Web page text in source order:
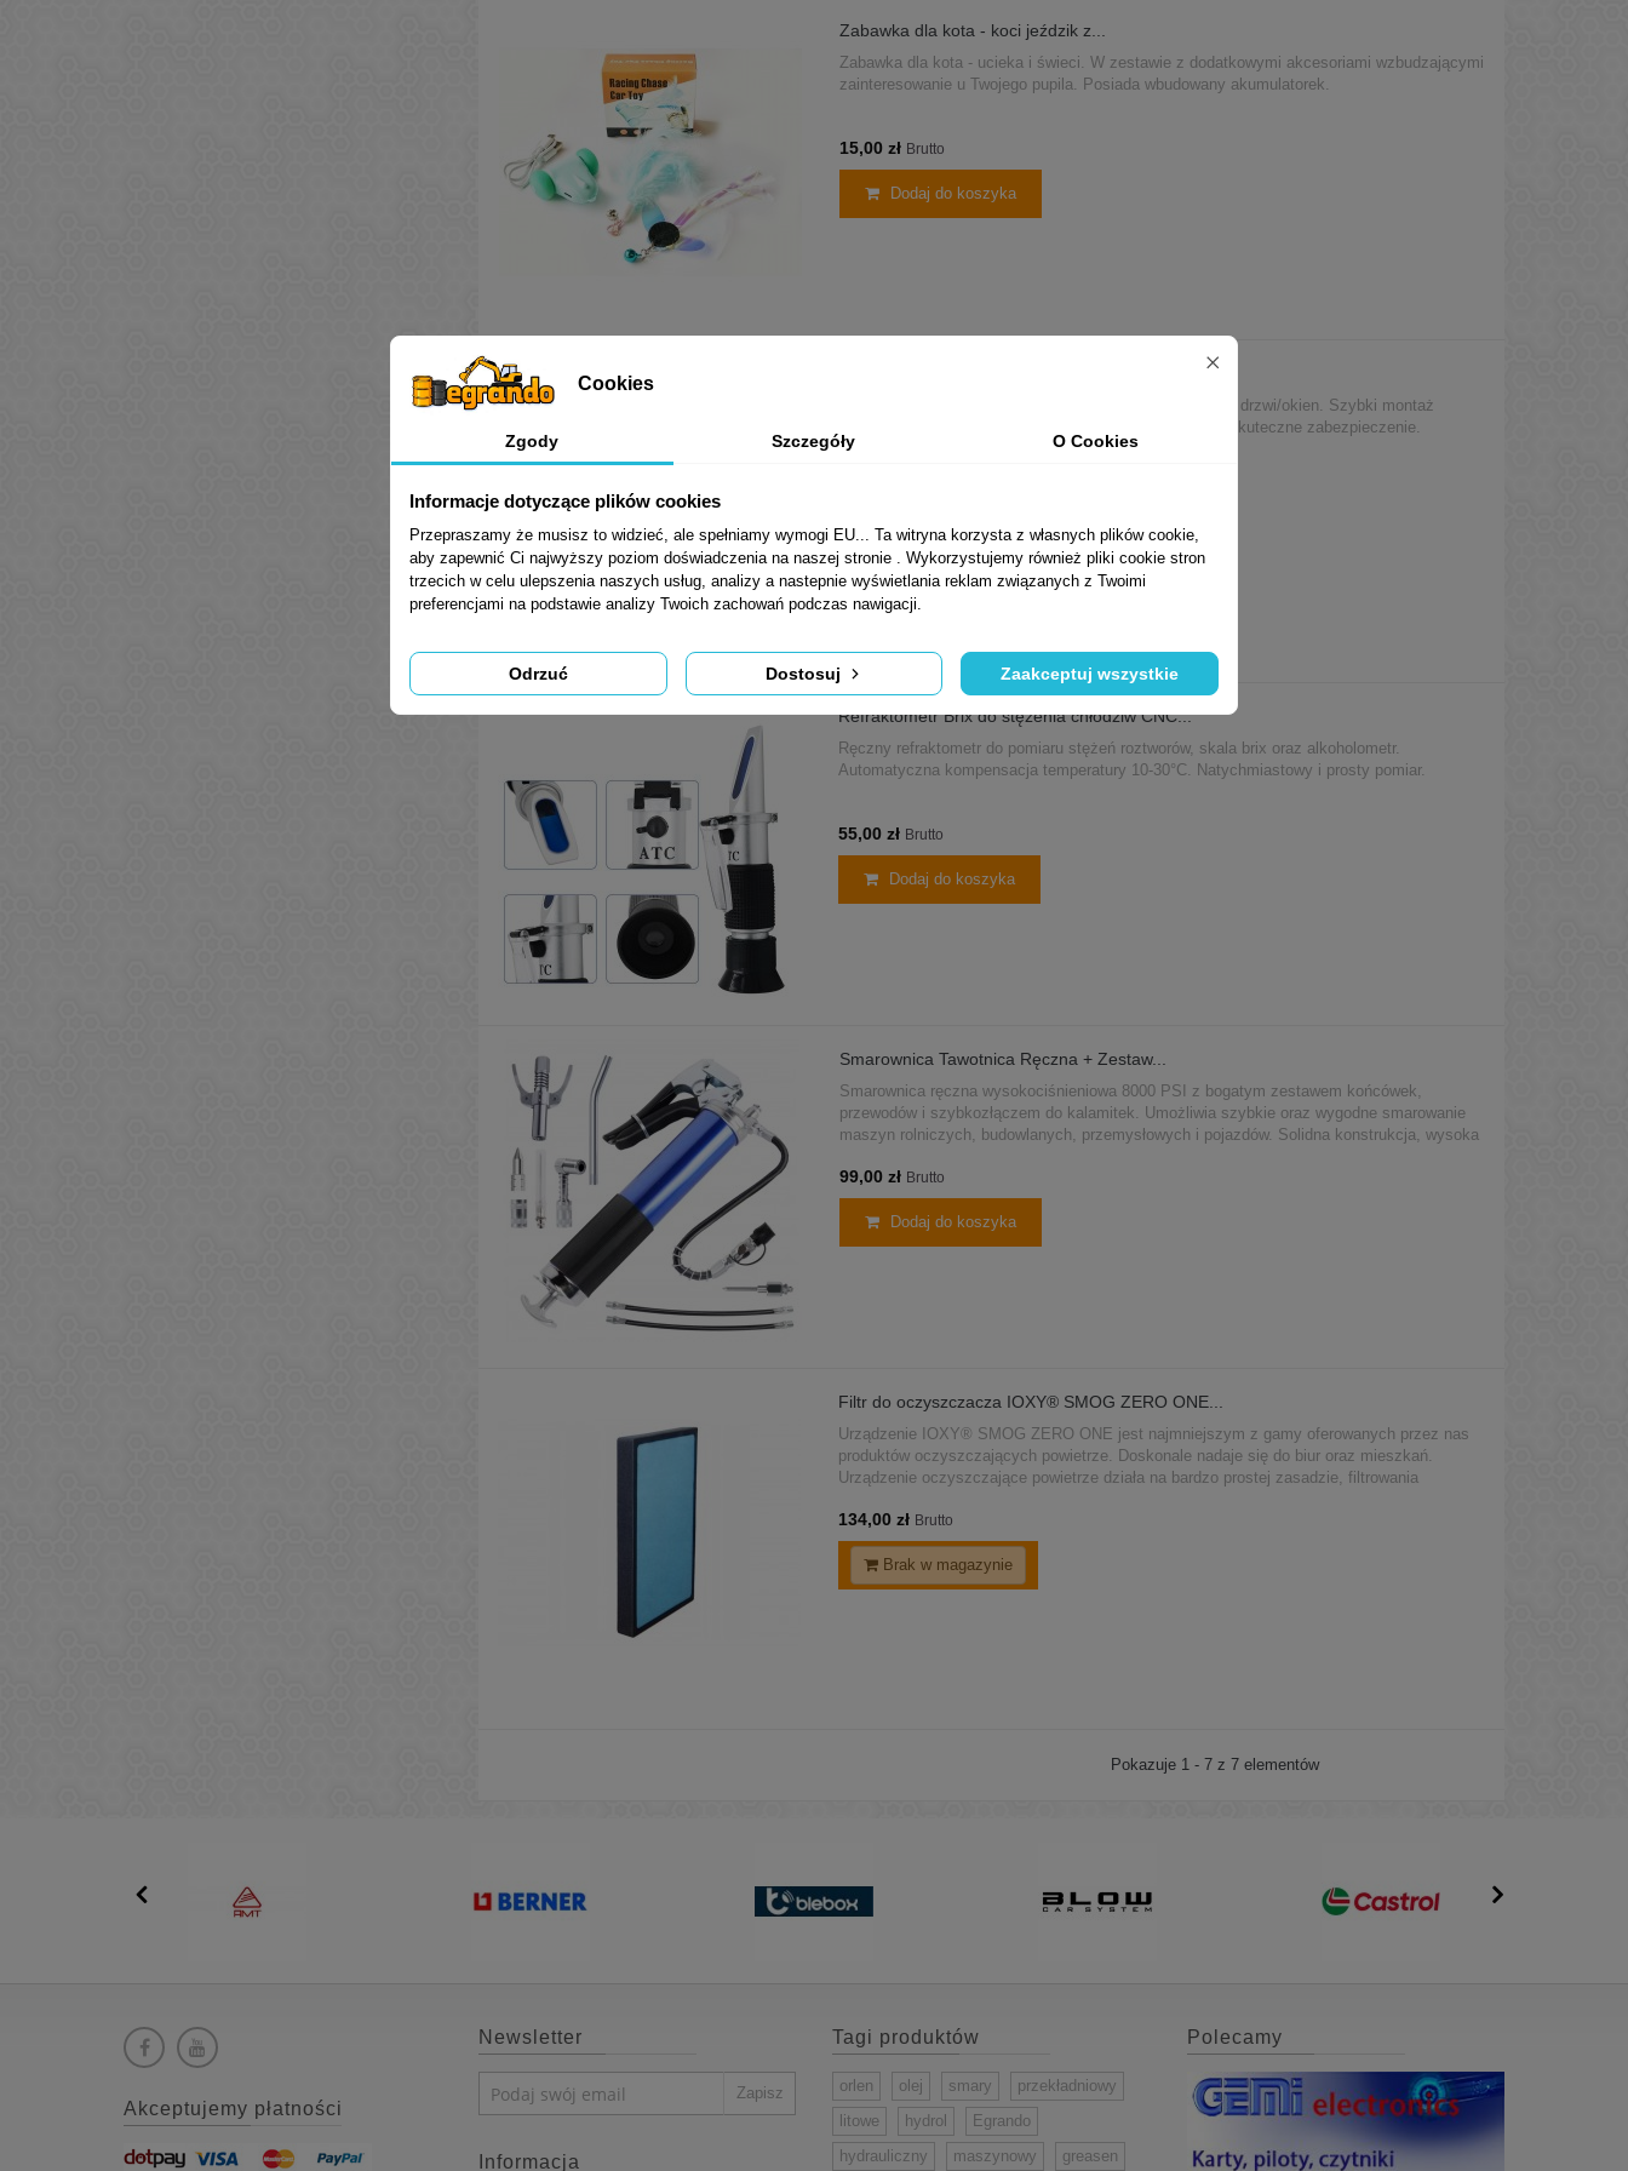
Zabawka dla kota - koci jeździk z...
Zabawka dla kota - ucieka i świeci. W zestawie z dodatkowymi akcesoriami wzbudzającymi
zainteresowanie u Twojego pupila. Posiada wbudowany akumulatorek.
15,00 zł Brutto
Dodaj do koszyka
BLOW HS-100 – bezprzewodowy alarm magnetyczny do drzwi/okien. Szybki montaż
taśmą, głośna sygnalizacja, zasilanie 4×LR44. Proste i skuteczne zabezpieczenie.
Dodaj do koszyka
Refraktometr Brix do stężenia chłodziw CNC...
Ręczny refraktometr do pomiaru stężeń roztworów, skala brix oraz alkoholometr.
Automatyczna kompensacja temperatury 10-30°C. Natychmiastowy i prosty pomiar.
55,00 zł Brutto
Dodaj do koszyka
Smarownica Tawotnica Ręczna + Zestaw...
Smarownica ręczna wysokociśnieniowa 8000 PSI z bogatym zestawem końcówek,
przewodów i szybkozłączem do kalamitek. Umożliwia szybkie oraz wygodne smarowanie
maszyn rolniczych, budowlanych, przemysłowych i pojazdów. Solidna konstrukcja, wysoka
sprawiają, że jest to praktyczne...
99,00 zł Brutto
Dodaj do koszyka
Filtr do oczyszczacza IOXY® SMOG ZERO ONE...
Urządzenie IOXY® SMOG ZERO ONE jest najmniejszym z gamy oferowanych przez nas
produktów oczyszczających powietrze. Doskonale nadaje się do biur oraz mieszkań.
Urządzenie oczyszczające powietrze działa na bardzo prostej zasadzie, filtrowania
134,00 zł Brutto
Brak w magazynie
Pokazuje 1 - 7 z 7 elementów
Akceptujemy płatności
Newsletter
Informacja
Tagi produktów
orlen olej smary
przekładniowy
litowe
hydrol
Egrando
hydrauliczny
maszynowy greasen
Polecamy
Cookies
Zgody Szczegóły O Cookies
Informacje dotyczące plików cookies
Przepraszamy że musisz to widzieć, ale spełniamy wymogi EU... Ta witryna korzysta z własnych plików cookie,
aby zapewnić Ci najwyższy poziom doświadczenia na naszej stronie . Wykorzystujemy również pliki cookie stron
trzecich w celu ulepszenia naszych usług, analizy a nastepnie wyświetlania reklam związanych z Twoimi
preferencjami na podstawie analizy Twoich zachowań podczas nawigacji.
Odrzuć Dostosuj Zaakceptuj wszystkie